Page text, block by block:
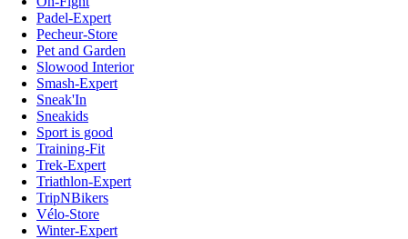
Padel-Expert
Pecheur-Store
Pet and Garden
Slowood Interior
Smash-Expert
Sneak'In
Sneakids
Sport is good
Training-Fit
Trek-Expert
Triathlon-Expert
TripNBikers
Vélo-Store
Winter-Expert